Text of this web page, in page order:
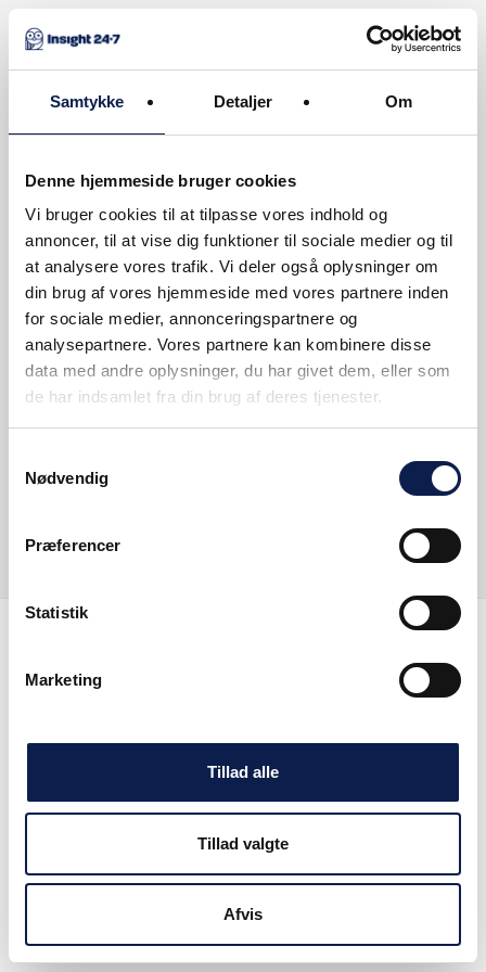
Samtykke Detaljer Om
Denne hjemmeside bruger cookies
Vi bruger cookies til at tilpasse vores indhold og
annoncer, til at vise dig funktioner til sociale medier og til
at analysere vores trafik. Vi deler også oplysninger om
din brug af vores hjemmeside med vores partnere inden
for sociale medier, annonceringspartnere og
analysepartnere. Vores partnere kan kombinere disse
data med andre oplysninger, du har givet dem, eller som
de har indsamlet fra din brug af deres tjenester.
Nødvendig
Præferencer
Statistik
Marketing
Tillad alle
Tillad valgte
Afvis
OM INSIGHT 24-7
KONTAKT
PERSONDATAPOLITIK
Insights for your inbox
info, se vores
© 2026 All rights reserved